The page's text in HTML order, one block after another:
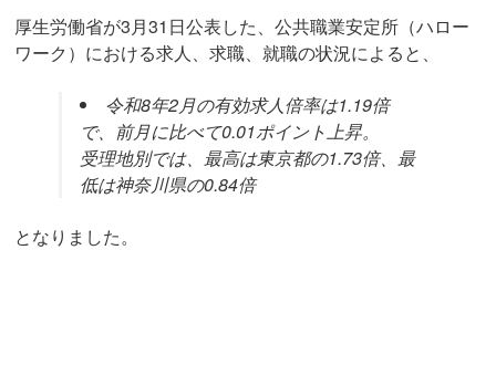
ボーナス(賞与)手取り計算機
【失業手当】計算機＆受給方法
ご要望・ご報告受付
有効求人倍率関連
厚生労働省が3月31日公表した、公共職業安定所（ハロー
ワーク）における求人、求職、就職の状況によると、
令和8年2月の有効求人倍率は1.19倍
で、前月に比べて0.01ポイント上昇。
受理地別では、最高は東京都の1.73倍、最
低は神奈川県の0.84倍
となりました。